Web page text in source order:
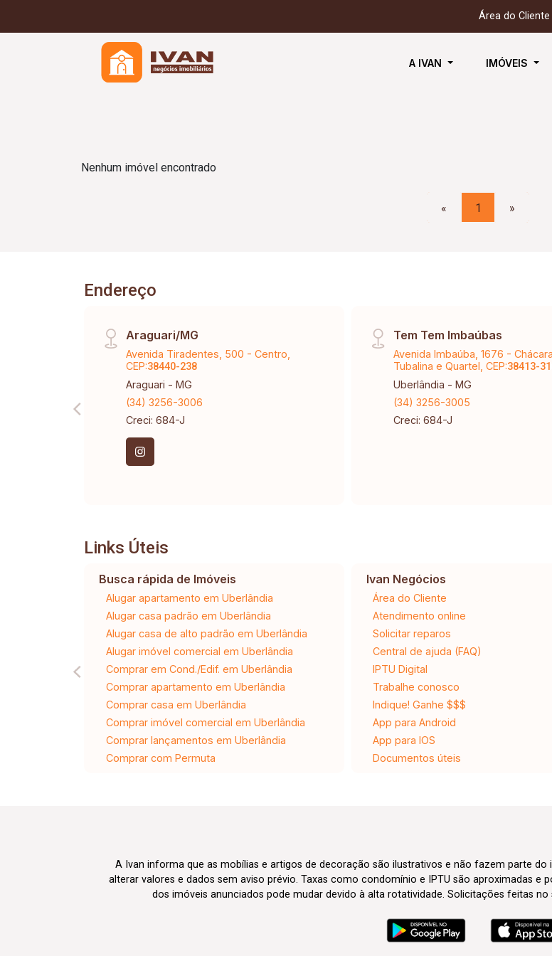
Área do Cliente
A IVAN IMÓVEIS
Nenhum imóvel encontrado
« 1 »
Endereço
Araguari/MG
Avenida Tiradentes, 500 - Centro,
CEP:38440-238
Araguari - MG
(34) 3256-3006
Creci: 684-J
Tem Tem Imbaúbas
Avenida Imbaúba, 1676 -
Tubalina e Quartel, CEP:38413-
Uberlândia - MG
(34) 3256-3005
Creci: 684-J
Links Úteis
Busca rápida de Imóveis
Alugar apartamento em Uberlândia
Alugar casa padrão em Uberlândia
Alugar casa de alto padrão em Uberlândia
Alugar imóvel comercial em Uberlândia
Comprar em Cond./Edif. em Uberlândia
Comprar apartamento em Uberlândia
Comprar casa em Uberlândia
Comprar imóvel comercial em Uberlândia
Comprar lançamentos em Uberlândia
Comprar com Permuta
Ivan Negócios
Área do Cliente
Atendimento online
Solicitar reparos
Central de ajuda (FAQ)
IPTU Digital
Trabalhe conosco
Indique! Ganhe $$$
App para Android
App para IOS
Documentos úteis
A Ivan informa que as mobílias e artigos de decoração são ilustrativos e não fazem parte
alterar valores e dados sem aviso prévio. Taxas como condomínio e IPTU são aproximadas e
dos imóveis anunciados pode mudar devido à alta rotatividade. Solicitações feitas